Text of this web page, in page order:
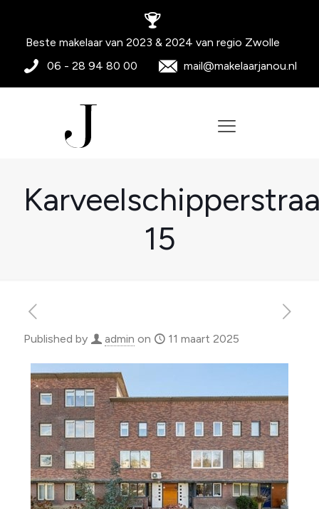
Beste makelaar van 2023 & 2024 van regio Zwolle
06 - 28 94 80 00
mail@makelaarjanou.nl
15
Published by admin on 11 maart 2025